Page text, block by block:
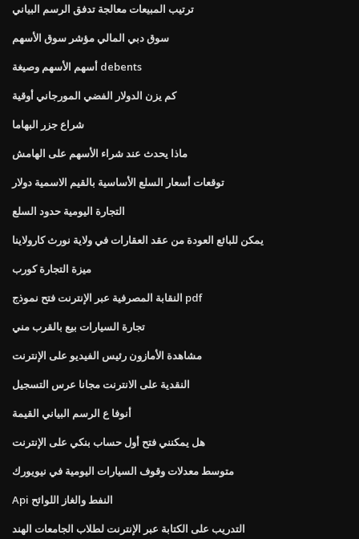
ترتيب المبيعات معالجة تدفق الرسم البياني
سوق دبي المالي مؤشر سوق الأسهم
أسهم الأسهم وصيغة debents
كم يزن الدولار الفضي المورجاني أوقية
شراع جزر البهاما
ماذا يحدث عند شراء الأسهم على الهامش
توقعات أسعار السلع الأساسية بالقيم الاسمية دولار
التجارة اليومية حدود السلع
يمكن للبائع العودة من عقد العقارات في ولاية نورث كارولاينا
ميزة التجارة كورب
النقابة المصرفية عبر الإنترنت فتح نموذج pdf
تجارة السيارات بيع بالقرب مني
مشاهدة الأمازون رئيس الفيديو على الإنترنت
النقدية على الانترنت مجانا عرس التسجيل
أنوفا ع الرسم البياني القيمة
هل يمكنني فتح أول حساب بنكي على الإنترنت
متوسط ​​معدلات وقوف السيارات اليومية في نيويورك
Api النفط والغاز اللوائح
التدريب على الكتابة عبر الإنترنت لطلاب الجامعات الهند